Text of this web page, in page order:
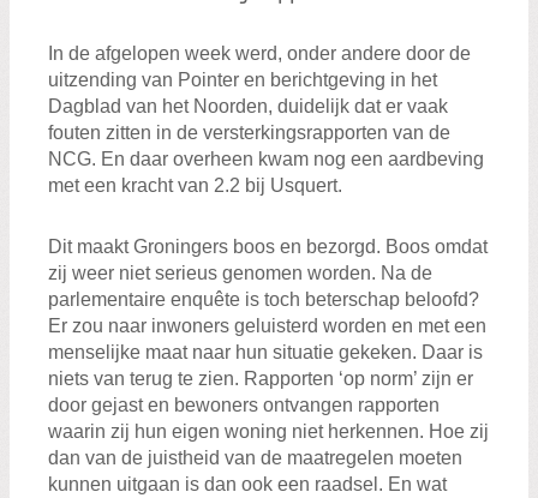
In de afgelopen week werd, onder andere door de
uitzending van Pointer en berichtgeving in het
Dagblad van het Noorden, duidelijk dat er vaak
fouten zitten in de versterkingsrapporten van de
NCG. En daar overheen kwam nog een aardbeving
met een kracht van 2.2 bij Usquert.
Dit maakt Groningers boos en bezorgd. Boos omdat
zij weer niet serieus genomen worden. Na de
parlementaire enquête is toch beterschap beloofd?
Er zou naar inwoners geluisterd worden en met een
menselijke maat naar hun situatie gekeken. Daar is
niets van terug te zien. Rapporten ‘op norm’ zijn er
door gejast en bewoners ontvangen rapporten
waarin zij hun eigen woning niet herkennen. Hoe zij
dan van de juistheid van de maatregelen moeten
kunnen uitgaan is dan ook een raadsel. En wat